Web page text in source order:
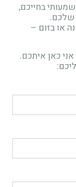
בחייכם,
שלכם.
או בזום –
כאן איתכם.